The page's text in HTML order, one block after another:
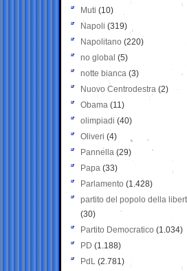
Muti (10)
Napoli (319)
Napolitano (220)
no global (5)
notte bianca (3)
Nuovo Centrodestra (2)
Obama (11)
olimpiadi (40)
Oliveri (4)
Pannella (29)
Papa (33)
Parlamento (1.428)
partito del popolo della
(30)
Partito Democratico (1.034)
PD (1.188)
PdL (2.781)